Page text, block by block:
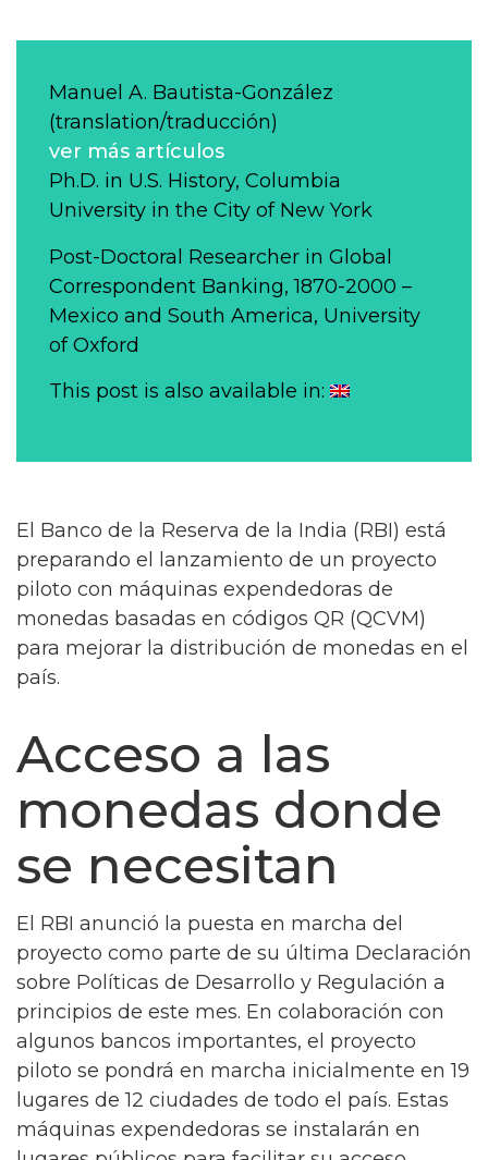
Manuel A. Bautista-González
(translation/traducción)
ver más artículos
Ph.D. in U.S. History, Columbia
University in the City of New York
Post-Doctoral Researcher in Global
Correspondent Banking, 1870-2000 –
Mexico and South America, University
of Oxford
This post is also available in:
El Banco de la Reserva de la India (RBI) está
preparando el lanzamiento de un proyecto
piloto con máquinas expendedoras de
monedas basadas en códigos QR (QCVM)
para mejorar la distribución de monedas en el
país.
Acceso a las
monedas donde
se necesitan
El RBI anunció la puesta en marcha del
proyecto como parte de su última Declaración
sobre Políticas de Desarrollo y Regulación a
principios de este mes. En colaboración con
algunos bancos importantes, el proyecto
piloto se pondrá en marcha inicialmente en 19
lugares de 12 ciudades de todo el país. Estas
máquinas expendedoras se instalarán en